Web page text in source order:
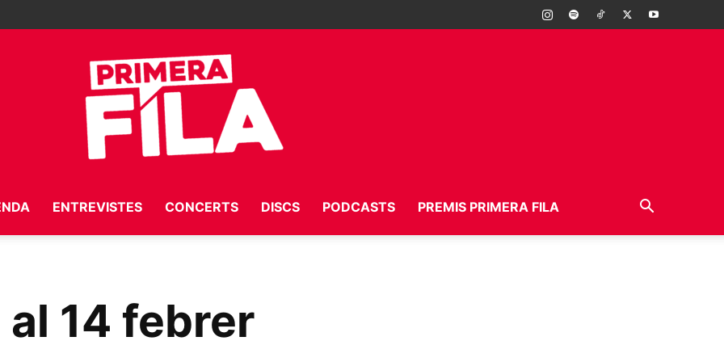
Fila
ENTREVISTES CONCERTS DISCS PODCASTS PREMIS PRIMERA FILA
al 14 febrer